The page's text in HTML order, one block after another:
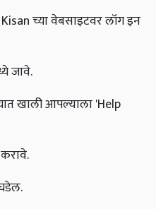
च्या वेबसाइटवर लॉग इन
जावे.
खाली आपल्याला 'Help